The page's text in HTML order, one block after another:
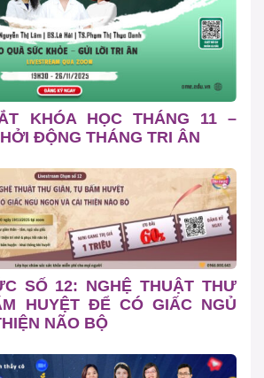
KHÓA HỌC THÁNG 11 –
ĐỘNG THÁNG TRI ÂN
SỐ 12: NGHỆ THUẬT THƯ
HUYỆT ĐỂ CÓ GIẤC NGỦ
NÃO BỘ